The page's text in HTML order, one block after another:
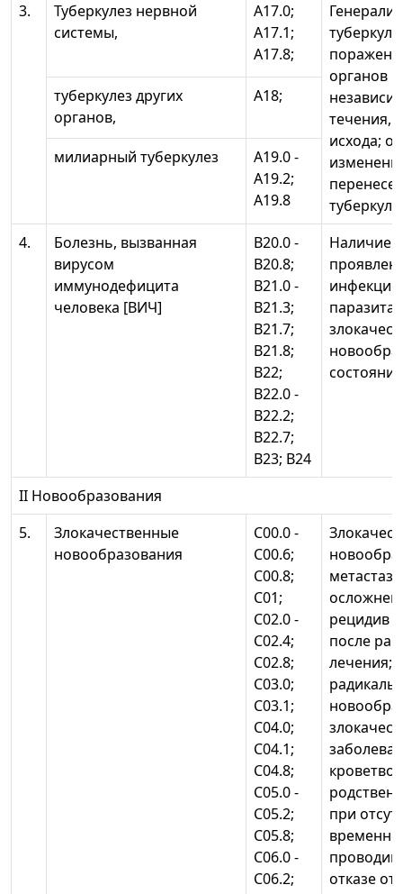
3.
Туберкулез нервной
системы,
А17.0;
А17.1;
А17.8;
органов
течения,
исхода;
туберкулез других
органов,
А18;
милиарный туберкулез
А19.0 -
А19.2;
А19.8
4.
Болезнь, вызванная
вирусом
иммунодефицита
человека [ВИЧ]
В20.0 -
В20.8;
В21.0 -
В21.3;
В21.7;
В21.8;
В22;
В22.0 -
В22.2;
В22.7;
В23; В24
Наличие
состояний
II Новообразования
5.
Злокачественные
новообразования
С00.0 -
С00.6;
С00.8;
С01;
С02.0 -
С02.4;
С02.8;
С03.0;
С03.1;
С04.0;
С04.1;
С04.8;
С05.0 -
С05.2;
С05.8;
С06.0 -
С06.2;
рецидив
после
лечения;
при
отказе от